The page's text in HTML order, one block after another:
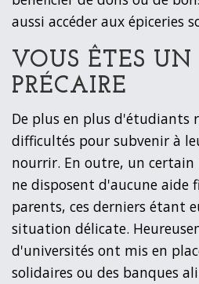
aussi accéder aux épiceries
VOUS ÊTES
PRÉCAIRE
De plus en plus d'étudiants
difficultés pour subvenir à
nourrir. En outre, un
ne disposent d'aucune aide
parents, ces derniers étant
situation délicate.
d'universités ont mis en
solidaires ou des banques